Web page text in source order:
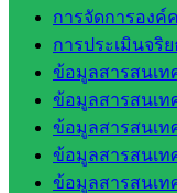
การจัดการองค์
การประเมินจริ
ข้อมูลสารสนเท
ข้อมูลสารสนเท
ข้อมูลสารสนเท
ข้อมูลสารสนเท
ข้อมูลสารสนเท
เงินและ
สินทรัพย์
กลุ่มน
โยบาย
และแผน
กลุ่มส่ง
เสริมการ